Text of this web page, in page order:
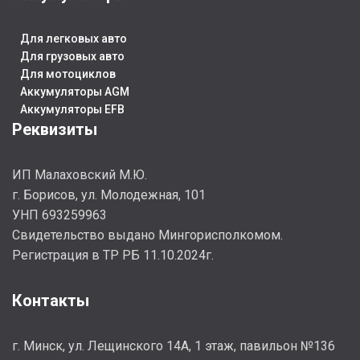
СТРАНА ИЗГ. Россия
24 месяца
ЕМКОСТЬ, АЧ
Для легковых авто
Для грузовых авто
Для мотоциклов
Аккумуляторы AGM
Аккумуляторы EFB
Реквизиты
ИП Малаховский М.Ю.
г. Борисов, ул. Молодежная, 101
УНП 693259963
Cвидетельство выдано Мингорисполкомом.
Регистрация в ТР РБ 11.10.2024г.
Контакты
г. Минск, ул. Лещинского 14А, 1 этаж, павильон №136